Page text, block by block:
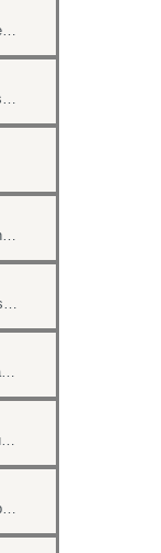
Se connecter et utiliser l'intranet du compte hipay direct
Les différents les types de versement dans un formulaire payant.
Contrôle de la présence de paiements avant la suppression d'une fiche contact
Paiement en ligne hipay sur les inscriptions de l'Agenda
Pas d'enregistrement d'une écriture comptable en cas de paiement ultérieur
Plusieurs types de versement sur un formulaire
Formulaire d'ajout/modification de relevés bancaires